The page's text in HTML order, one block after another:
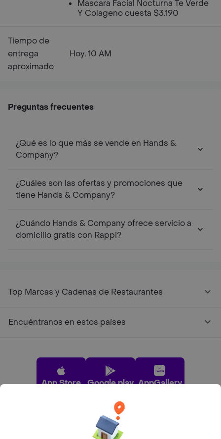
Mascara Facial Nocturna Te Verde
Y Colageno cuesta $3.190
Tiempo de
entrega
aproximado
Hoy, 10 AM
Preguntas frecuentes
¿Qué es lo que más se vende en Hands &
Company?
¿Cuáles son las ofertas y promociones que
tiene Hands & Company?
¿Cuándo Hands & Company ofrece servicio a
domicilio gratis con Rappi?
Top Marcas y Cadenas de Restaurantes
Encuéntranos en estos países
App Store Google play AppGallery
Pide tu comida favorita cerca de ti